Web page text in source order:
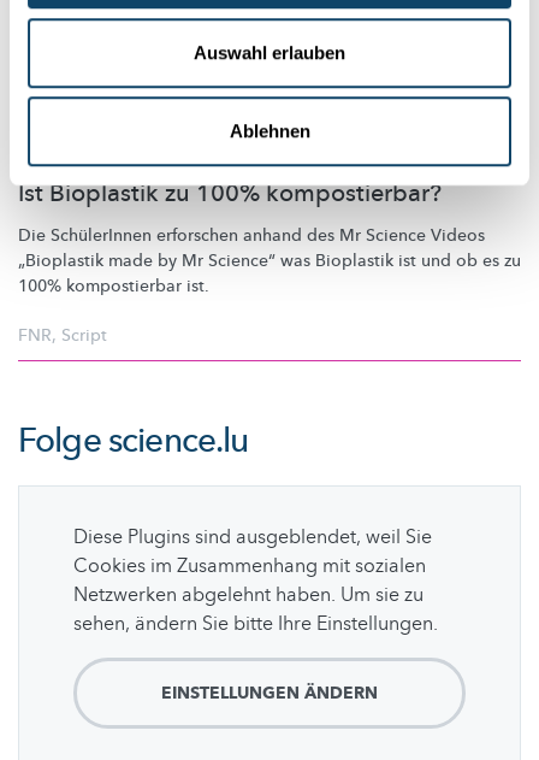
Auswahl erlauben
Ablehnen
NACHHALTIGKEIT- BIOPLASTIK
Ist Bioplastik zu 100% kompostierbar?
Die SchülerInnen erforschen anhand des Mr Science Videos
„Bioplastik made by Mr Science“ was Bioplastik ist und ob es zu
100% kompostierbar ist.
FNR, Script
Folgescience.lu
Diese Plugins sind ausgeblendet, weil Sie
Cookies im Zusammenhang mit sozialen
Netzwerken abgelehnt haben. Um sie zu
sehen, ändern Sie bitte Ihre Einstellungen.
EINSTELLUNGEN ÄNDERN